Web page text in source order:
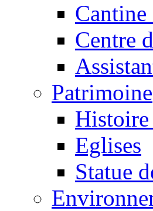
Cantine
Centre
Patrimoine
Histoire
Eglises
Statue